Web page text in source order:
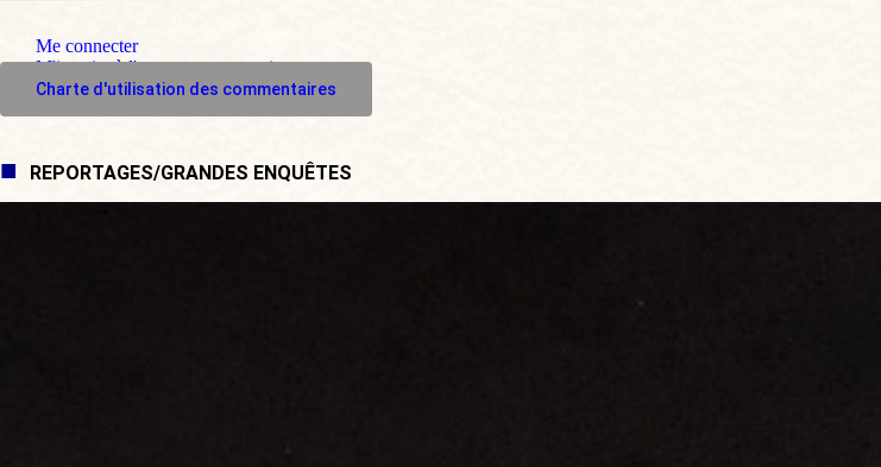
Me connecter
M'inscrire à l'espace commentaire
Charte d'utilisation des commentaires
REPORTAGES/GRANDES ENQUÊTES